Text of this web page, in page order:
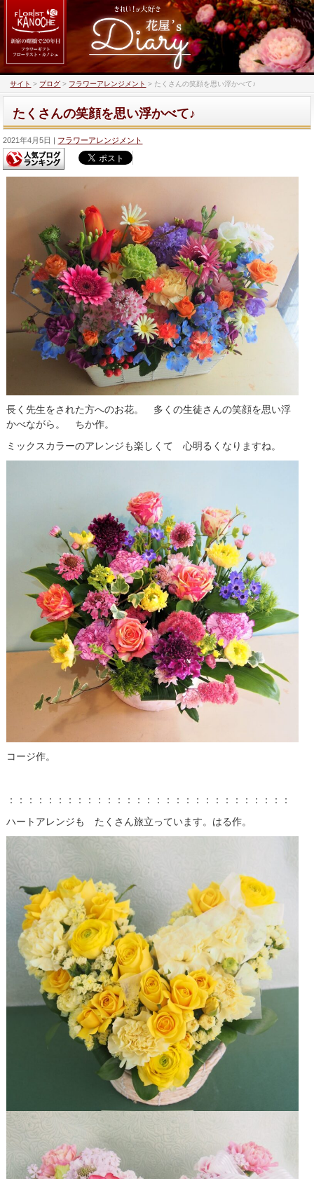
サイト > ブログ > フラワーアレンジメント > たくさんの笑顔を思い浮かべて♪
たくさんの笑顔を思い浮かべて♪
2021年4月5日 フラワーアレンジメント
長く先生をされた方へのお花。 多くの生徒さんの笑顔を思い浮
かべながら。 ちか作。
ミックスカラーのアレンジも楽しくて 心明るくなりますね。
コージ作。
：：：：：：：：：：：：：：：：：：：：：：：：：：：：：
ハートアレンジも たくさん旅立っています。はる作。